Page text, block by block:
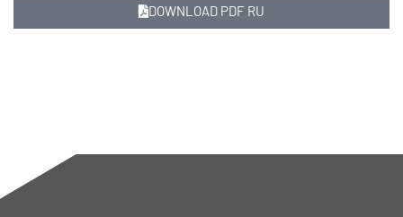
DOWNLOAD PDF RU